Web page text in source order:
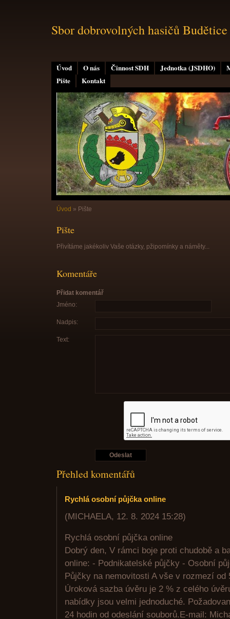
Úvod O nás Činnost SDH Jednotka (JSDHO)
Pište
Kontakt
Sbor dobrovolných hasičů Budětice
Úvod » Pište
Pište
Přivítáme jakékoliv Vaše otázky, pžipomínky a náměty...
Komentáře
Přidat komentář
Jméno:
Nadpis:
Text:
Přehled komentářů
Rychlá osobní půjčka online
(MICHAELA, 12. 8. 2024 15:28)
Rychlá osobní půjčka online
Dobrý den, V rámci boje proti chudobě a
online: - Podnikatelské půjčky - Osobní
Půjčky na nemovitosti A vše v rozmezí od
Úroková sazba úvěru je 2 % z celého
nabídky jsou velmi jednoduché.
24 hodin od odeslání souborů.E-mail: